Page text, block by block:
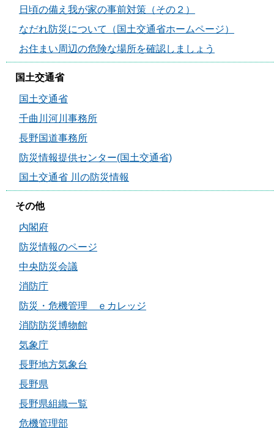
日頃の備え我が家の事前対策（その２）
なだれ防災について（国土交通省ホームページ）
お住まい周辺の危険な場所を確認しましょう
国土交通省
国土交通省
千曲川河川事務所
長野国道事務所
防災情報提供センター(国土交通省)
国土交通省 川の防災情報
その他
内閣府
防災情報のページ
中央防災会議
消防庁
防災・危機管理 ｅカレッジ
消防防災博物館
気象庁
長野地方気象台
長野県
長野県組織一覧
危機管理部